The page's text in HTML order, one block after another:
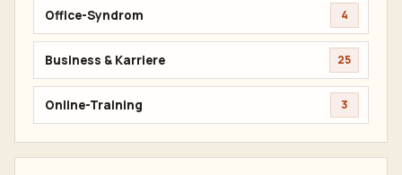
Office-Syndrom 4
Business & Karriere 25
Online-Training 3